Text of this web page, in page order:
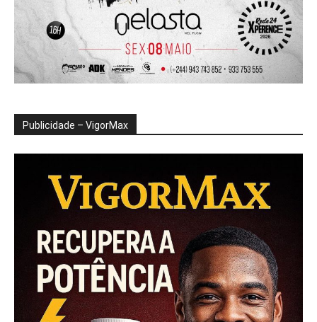
Publicidade – VigorMax